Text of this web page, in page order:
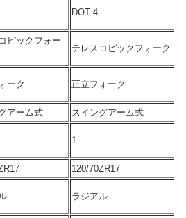
DOT 4
ピックフォー
テレスコピックフォーク
ーク 正立フォーク
アーム式
スイングアーム式
1
120/70ZR17
ラジアル